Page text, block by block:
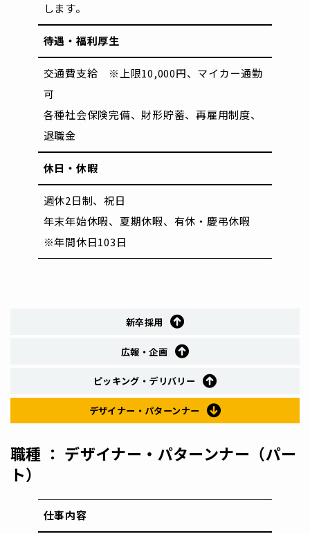
します。
待遇・福利厚生
交通費支給 ※上限10,000円、マイカー通勤
可
各種社会保険完備、財形貯蓄、再雇用制度、
退職金
休日・休暇
週休2日制、祝日
年末年始休暇、夏期休暇、有休・慶弔休暇
※年間休日103日
新卒採用
広報・企画
ピッキング・デリバリー
デザイナー・パターンナー
職種 ： デザイナー・パターンナー（パー
ト）
仕事内容